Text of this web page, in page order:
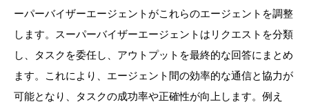
ーパーバイザーエージェントがこれらのエージェントを調整
します。スーパーバイザーエージェントはリクエストを分類
し、タスクを委任し、アウトプットを最終的な回答にまとめ
ます。これにより、エージェント間の効率的な通信と協力が
可能となり、タスクの成功率や正確性が向上します。例え